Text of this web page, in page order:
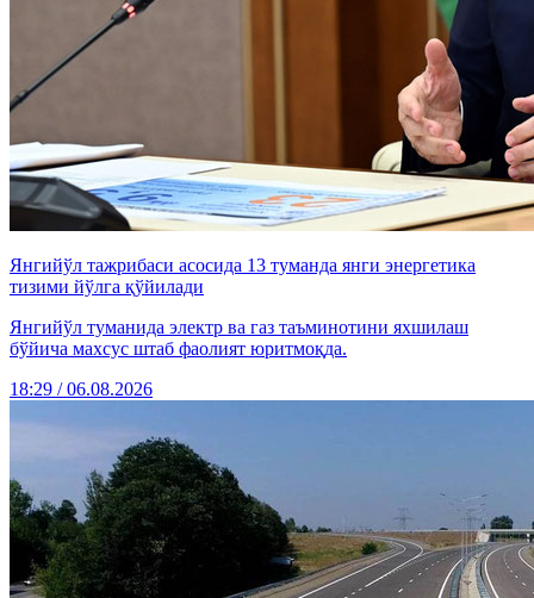
Янгийўл тажрибаси асосида 13 туманда янги энергетика
тизими йўлга қўйилади
Янгийўл туманида электр ва газ таъминотини яхшилаш
бўйича махсус штаб фаолият юритмоқда.
18:29 / 06.08.2026